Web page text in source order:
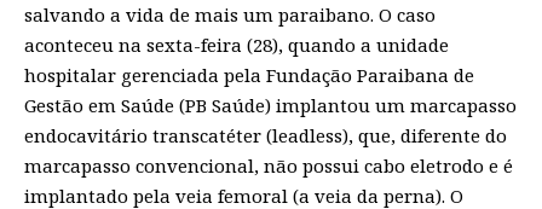
salvando a vida de mais um paraibano. O caso
aconteceu na sexta-feira (28), quando a unidade
hospitalar gerenciada pela Fundação Paraibana de
Gestão em Saúde (PB Saúde) implantou um marcapasso
endocavitário transcatéter (leadless), que, diferente do
marcapasso convencional, não possui cabo eletrodo e é
implantado pela veia femoral (a veia da perna). O